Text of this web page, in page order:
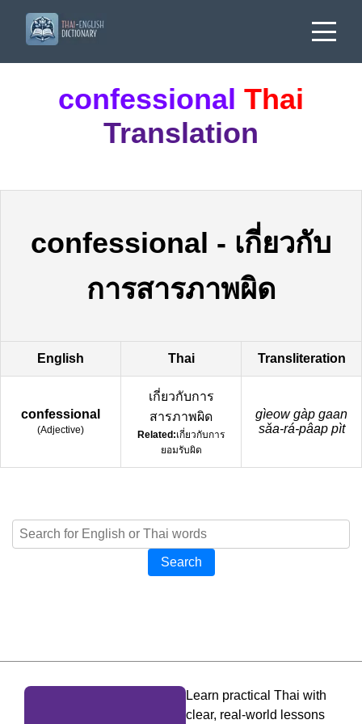
confessional Thai
Translation
confessional - เกี่ยวกับ
การสารภาพผิด
English Thai Transliteration
confessional
(Adjective)
เกี่ยวกับการ
สารภาพผิด
Related:เกี่ยวกับการ
ยอมรับผิด
gìeow gàp gaan
sǎa-rá-pâap pìt
Search
Learn practical Thai with
clear, real-world lessons